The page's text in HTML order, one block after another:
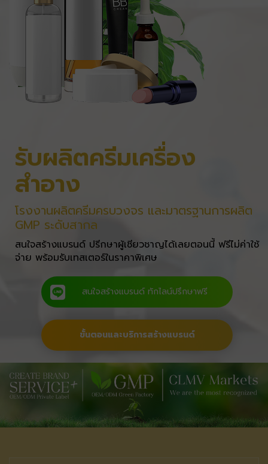
รับผลิตครีมเครื่อง
สำอาง
โรงงานผลิตครีมครบวงจร และมาตรฐานการผลิต
GMP ระดับสากล
สนใจสร้างแบรนด์ ปรีกษาผู้เชียวชาญได้เลยตอนนี้ ฟรีไม่ค่าใช้
จ่าย พร้อมรับเทสเตอร์ในราคาพิเศษ
สนใจสร้างแบรนด์ ทักไลน์ปรึกษาฟรี
ขั้นตอนและบริการสร้างแบรนด์